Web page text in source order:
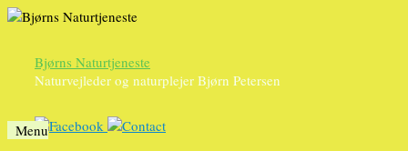
Bjørns Naturtjeneste
Naturvejleder og naturplejer Bjørn Petersen
Menu